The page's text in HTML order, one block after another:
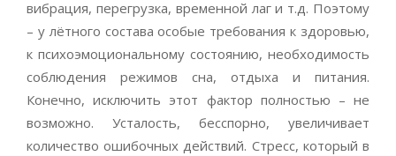
вибрация, перегрузка, временной лаг и т.д. Поэтому
– у лётного состава особые требования к здоровью,
к психоэмоциональному состоянию, необходимость
соблюдения режимов сна, отдыха и питания.
Конечно, исключить этот фактор полностью – не
возможно. Усталость, бесспорно, увеличивает
количество ошибочных действий. Стресс, который в